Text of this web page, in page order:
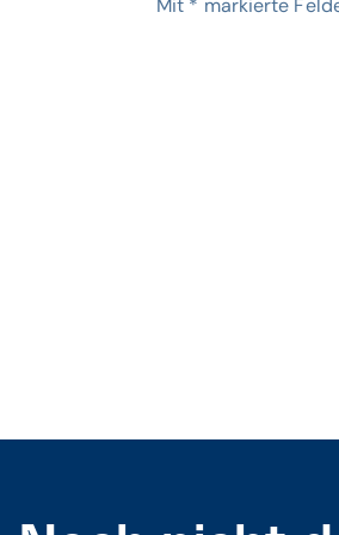
Mit * markierte